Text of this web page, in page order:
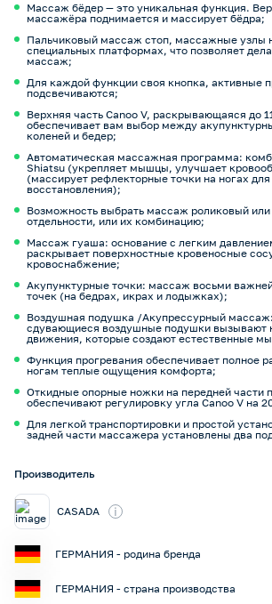
Массаж бёдер — это уникальная функция.
массажёра поднимается и массирует бёдра;
Пальчиковый массаж стоп, массажные узлы
специальных платформах, что позволяет
массаж;
Для каждой функции своя кнопка, активные
подсвечиваются;
Верхняя часть Canoo V, раскрывающаяся до
обеспечивает вам выбор между
коленей и бедер;
Автоматическая массажная программа:
Shiatsu (укрепляет мышцы, улучшает
(массирует рефлекторные точки на ногах
восстановления);
Возможность выбрать массаж роликовый
отдельности, или их комбинацию;
Массаж гуаша: основание с легким
раскрывает поверхностные кровеносные
кровоснабжение;
Акупунктурные точки: массаж восьми
точек (на бедрах, икрах и лодыжках);
Воздушная подушка /Акупрессурный
сдувающиеся воздушные подушки вызывают
движения, которые создают естественные
Функция прогревания обеспечивает полное
ногам теплые ощущения комфорта;
Откидные опорные ножки на передней части
обеспечивают регулировку угла Canoo V на
Для легкой транспортировки и простой
задней части массажера установлены два
Производитель
CASADA i
ГЕРМАНИЯ - родина бренда
ГЕРМАНИЯ - страна производства